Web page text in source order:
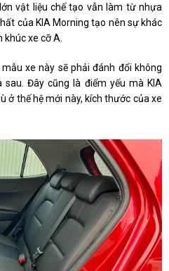
vật liệu chế tạo vẫn làm từ nhựa
của KIA Morning tạo nên sự khác
xe cỡ A.
xe này sẽ phải đánh đổi không
Đây cũng là điểm yếu mà KIA
ở thế hệ mới này, kích thước của xe